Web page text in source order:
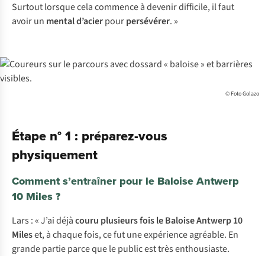
Surtout lorsque cela commence à devenir difficile, il faut
avoir un mental d’acierpourpersévérer. »
© Foto Golazo
Étape n° 1 : préparez-vous
physiquement
Comment s’entraîner pour le Baloise Antwerp
10 Miles ?
Lars : « J’ai déjàcouru plusieurs fois le Baloise Antwerp 10
Mileset, à chaque fois, ce fut une expérience agréable. En
grande partie parce que le public est très enthousiaste.